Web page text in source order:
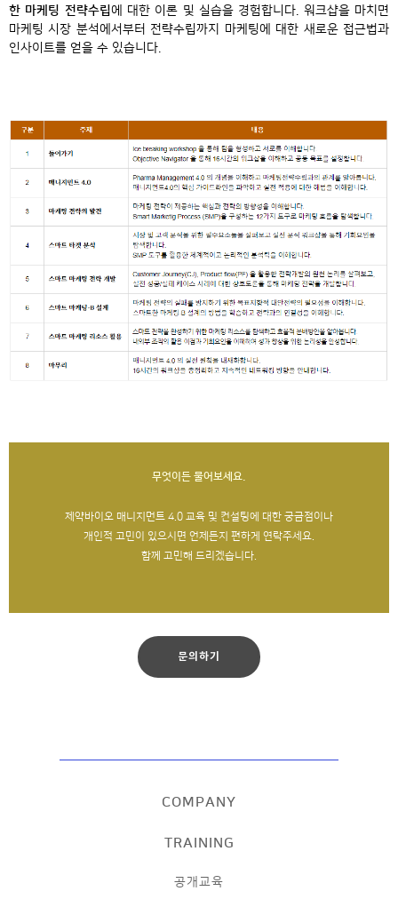
한 마케팅 전략수립에 대한 이론 및 실습을 경험합니다. 워크샵을 마치면
마케팅 시장 분석에서부터 전략수립까지 마케팅에 대한 새로운 접근법과
인사이트를 얻을 수 있습니다.
무엇이든 물어보세요.
제약바이오 매니지먼트 4.0 교육 및 컨설팅에 대한 궁금점이나
개인적 고민이 있으시면 언제든지 편하게 연락주세요.
함께 고민해 드리겠습니다.
문의하기
COMPANY
TRAINING
공개교육